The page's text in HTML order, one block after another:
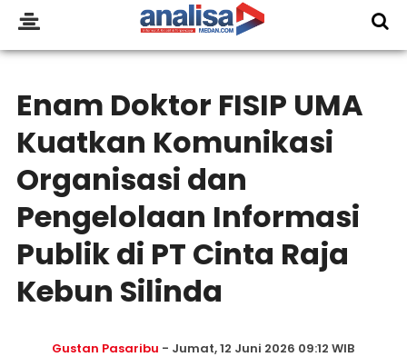
Enam Doktor FISIP UMA
Kuatkan Komunikasi
Organisasi dan
Pengelolaan Informasi
Publik di PT Cinta Raja
Kebun Silinda
Gustan Pasaribu - Jumat, 12 Juni 2026 09:12 WIB